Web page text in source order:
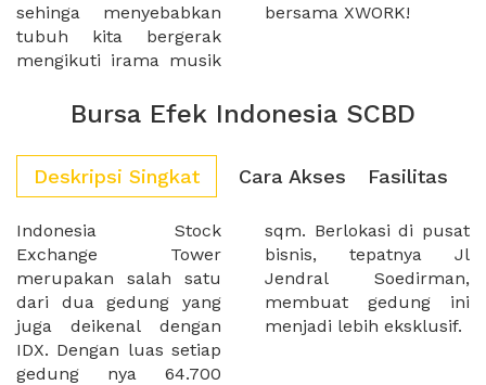
sehinga menyebabkan
tubuh kita bergerak
mengikuti irama musik
bersama XWORK!
Bursa Efek Indonesia SCBD
Deskripsi Singkat Cara Akses Fasilitas
Indonesia Stock
Exchange Tower
merupakan salah satu
dari dua gedung yang
juga deikenal dengan
IDX. Dengan luas setiap
gedung nya 64.700
sqm. Berlokasi di pusat
bisnis, tepatnya Jl
Jendral Soedirman,
membuat gedung ini
menjadi lebih eksklusif.